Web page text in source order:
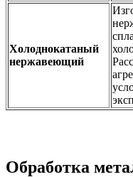
Холоднокатаный
нержавеющий
Обработка